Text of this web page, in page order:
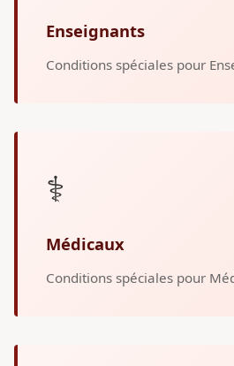
Enseignants
Conditions spéciales pour
⚕️
Médicaux
Conditions spéciales pour